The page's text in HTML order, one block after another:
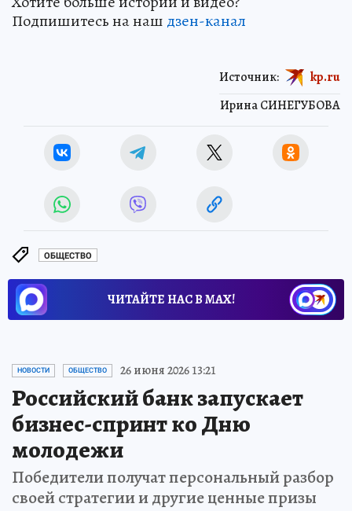
Подпишитесь на наш дзен-канал
Ирина СИНЕГУБОВА
Источник: kp.ru
ОБЩЕСТВО
ЧИТАЙТЕ НАС В МАХ!
НОВОСТИ ОБЩЕСТВО 26 июня 2026 13:21
Российский банк запускает
бизнес-спринт ко Дню
молодежи
Победители получат персональный разбор
своей стратегии и другие ценные призы